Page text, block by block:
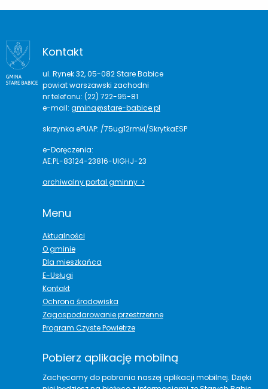
Kontakt
ul. Rynek 32, 05-082 Stare Babice
powiat warszawski zachodni
nr telefonu: (22) 722-95-81
e-mail: gmina@stare-babice.pl
skrzynka ePUAP: /75ug12rmki/SkrytkaESP
e-Doręczenia:
AE:PL-83124-23816-UIGHJ-23
archiwalny portal gminny >
Menu
Aktualności
O gminie
Dla mieszkańca
E-Usługi
Kontakt
Ochrona środowiska
Zagospodarowanie przestrzenne
Program Czyste Powietrze
Pobierz aplikację mobilną
Zachęcamy do pobrania naszej aplikacji mobilnej. Dzięki